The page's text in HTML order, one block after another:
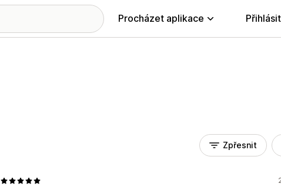
Procházet aplikace
Zpřesnit